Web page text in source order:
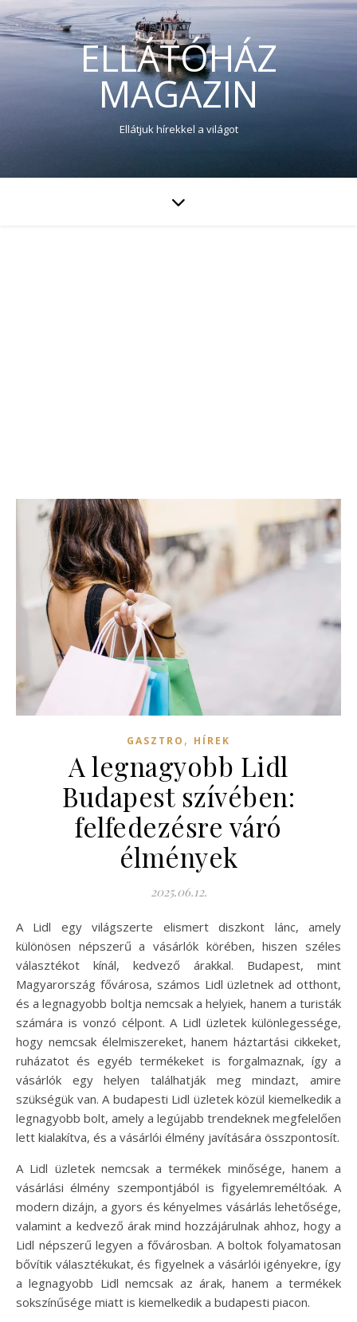
ELLÁTÓHÁZ
MAGAZIN
Ellátjuk hírekkel a világot
GASZTRO , HÍREK
A legnagyobb Lidl
Budapest szívében:
felfedezésre váró
élmények
2025.06.12.
A Lidl egy világszerte elismert diszkont lánc, amely
különösen népszerű a vásárlók körében, hiszen széles
választékot kínál, kedvező árakkal. Budapest, mint
Magyarország fővárosa, számos Lidl üzletnek ad otthont,
és a legnagyobb boltja nemcsak a helyiek, hanem a turisták
számára is vonzó célpont. A Lidl üzletek különlegessége,
hogy nemcsak élelmiszereket, hanem háztartási cikkeket,
ruházatot és egyéb termékeket is forgalmaznak, így a
vásárlók egy helyen találhatják meg mindazt, amire
szükségük van. A budapesti Lidl üzletek közül kiemelkedik a
legnagyobb bolt, amely a legújabb trendeknek megfelelően
lett kialakítva, és a vásárlói élmény javítására összpontosít.
A Lidl üzletek nemcsak a termékek minősége, hanem a
vásárlási élmény szempontjából is figyelemreméltóak. A
modern dizájn, a gyors és kényelmes vásárlás lehetősége,
valamint a kedvező árak mind hozzájárulnak ahhoz, hogy a
Lidl népszerű legyen a fővárosban. A boltok folyamatosan
bővítik választékukat, és figyelnek a vásárlói igényekre, így
a legnagyobb Lidl nemcsak az árak, hanem a termékek
sokszínűsége miatt is kiemelkedik a budapesti piacon.